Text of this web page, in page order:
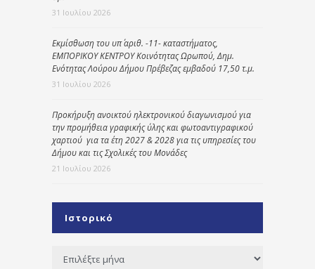
31 Ιουλίου 2026
Εκμίσθωση του υπ΄ αριθ. -11- καταστήματος,
ΕΜΠΟΡΙΚΟΥ ΚΕΝΤΡΟΥ Κοινότητας Ωρωπού, Δημ.
Ενότητας Λούρου Δήμου Πρέβεζας εμβαδού 17,50 τ.μ.
31 Ιουλίου 2026
Προκήρυξη ανοικτού ηλεκτρονικού διαγωνισμού για
την προμήθεια γραφικής ύλης και φωτοαντιγραφικού
χαρτιού για τα έτη 2027 & 2028 για τις υπηρεσίες του
Δήμου και τις Σχολικές του Μονάδες
21 Ιουλίου 2026
Ιστορικό
Ιστορικό